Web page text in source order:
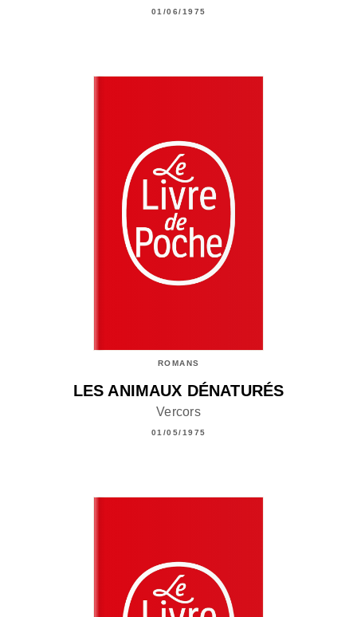
01/06/1975
ROMANS
LES ANIMAUX DÉNATURÉS
Vercors
01/05/1975